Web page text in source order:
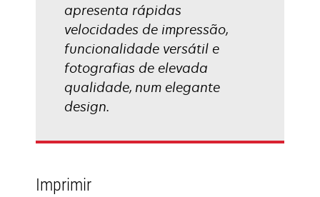
apresenta rápidas
velocidades de impressão,
funcionalidade versátil e
fotografias de elevada
qualidade, num elegante
design.
Imprimir